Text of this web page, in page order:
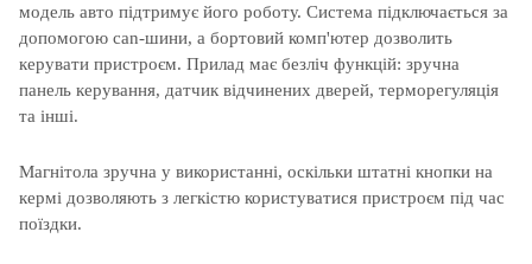
модель авто підтримує його роботу. Система підключається за
допомогою can-шини, а бортовий комп'ютер дозволить
керувати пристроєм. Прилад має безліч функцій: зручна
панель керування, датчик відчинених дверей, терморегуляція
та інші.
Магнітола зручна у використанні, оскільки штатні кнопки на
кермі дозволяють з легкістю користуватися пристроєм під час
поїздки.